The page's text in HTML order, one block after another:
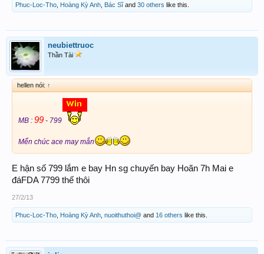
Phuc-Loc-Tho Hoàng Kỳ Anh Bác Sĩand 30 others like this.
neubiettruoc
Thần Tài
hellen nói: ↑
MB : 99 - 799
Mến chúc ace may mắn
E hận số 799 lắm e bay Hn sg chuyến bay Hoãn 7h Mai e
đáFDA 7799 thế thôi
27/2/13
Phuc-Loc-Tho Hoàng Kỳ Anh nuoithuthoi@ and 16 others like this.